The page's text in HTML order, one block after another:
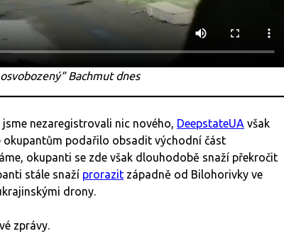
Bachmut dnes
nezaregistrovali nic nového, DeepstateUA však
okupantům podařilo obsadit východní část
okupanti se zde však dlouhodobě snaží překročit
stále snaží prorazit západně od Bilohorivky ve
drony.
zprávy.